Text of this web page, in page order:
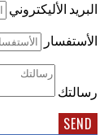
البريد الأليكتروني
الأستفسار
رسالتك
SEND